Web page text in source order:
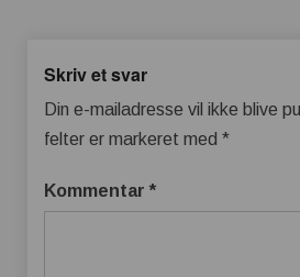
Skriv et svar
Din e-mailadresse vil ikke blive
felter er markeret med *
Kommentar *